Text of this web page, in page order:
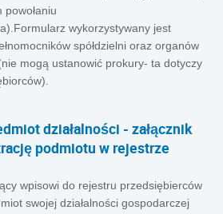
wykorzystywany jest
spółdzielni oraz organów
mogą ustanowić prokury- ta dotyczy
działalności - załącznik
podmiotu w rejestrze
wpisowi do rejestru przedsiębierców
swojej działalności gospodarczej